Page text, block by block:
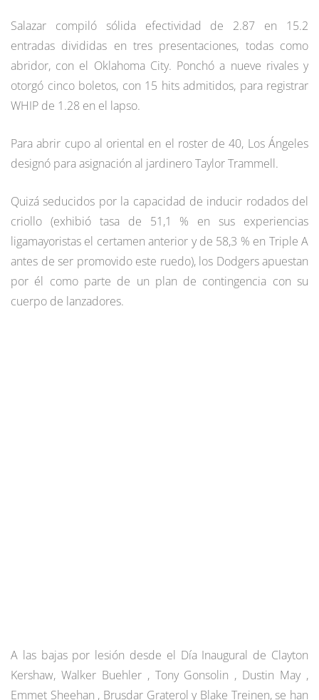
Salazar compiló sólida efectividad de 2.87 en 15.2
entradas divididas en tres presentaciones, todas como
abridor, con el Oklahoma City. Ponchó a nueve rivales y
otorgó cinco boletos, con 15 hits admitidos, para registrar
WHIP de 1.28 en el lapso.
Para abrir cupo al oriental en el roster de 40, Los Ángeles
designó para asignación al jardinero Taylor Trammell.
Quizá seducidos por la capacidad de inducir rodados del
criollo (exhibió tasa de 51,1 % en sus experiencias
ligamayoristas el certamen anterior y de 58,3 % en Triple A
antes de ser promovido este ruedo), los Dodgers apuestan
por él como parte de un plan de contingencia con su
cuerpo de lanzadores.
A las bajas por lesión desde el Día Inaugural de Clayton
Kershaw, Walker Buehler , Tony Gonsolin , Dustin May ,
Emmet Sheehan , Brusdar Graterol y Blake Treinen, se han